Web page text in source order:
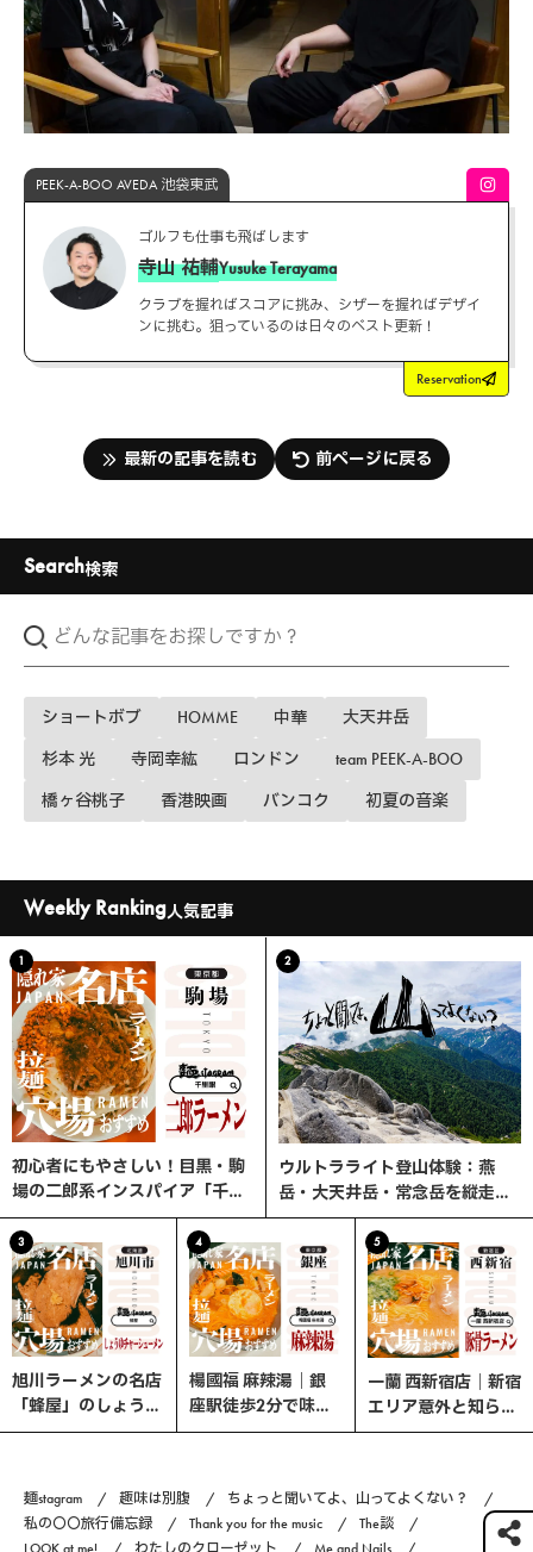
PEEK-A-BOO AVEDA 池袋東武
ゴルフも仕事も飛ばします
寺山 祐輔Yusuke Terayama
クラブを握ればスコアに挑み、シザーを握ればデザイ
ンに挑む。狙っているのは日々のベスト更新！
Reservation
最新の記事を読む 前ページに戻る
Search検索
ショートボブ HOMME 中華 大天井岳
杉本 光 寺岡幸紘 ロンドン team PEEK-A-BOO
橋ヶ谷桃子 香港映画 バンコク 初夏の音楽
Weekly Ranking人気記事
1
初心者にもやさしい！目黒・駒
場の二郎系インスパイア「千里
眼」へ行ってみた
2
ウルトラライト登山体験：燕
岳・大天井岳・常念岳を縦走す
る3日間の旅
3
旭川ラーメンの名店
「蜂屋」のしょうゆ
チャーシューメン
4
楊國福 麻辣湯｜銀
座駅徒歩2分で味わ
う、選べる楽しさ×
5
一蘭 西新宿店｜新宿
エリア意外と知らな
い、ここが穴場！
麺stagram 趣味は別腹
ちょっと聞いてよ、山ってよくない？
私の〇〇旅行備忘録
Thank you for the music
The談
LOOK at me!
わたしのクローゼット Me and Nails